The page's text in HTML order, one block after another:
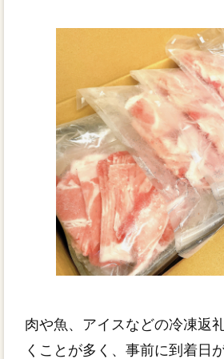
肉や魚、アイスなどの冷凍返
くことが多く、事前に到着日